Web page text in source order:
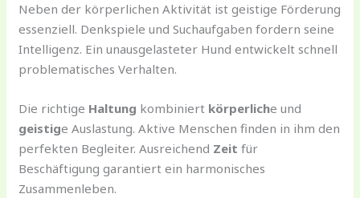
Neben der körperlichen Aktivität ist geistige Förderung
essenziell. Denkspiele und Suchaufgaben fordern seine
Intelligenz. Ein unausgelasteter Hund entwickelt schnell
problematisches Verhalten.
Die richtige Haltung kombiniert körperliche und
geistige Auslastung. Aktive Menschen finden in ihm den
perfekten Begleiter. Ausreichend Zeit für
Beschäftigung garantiert ein harmonisches
Zusammenleben.